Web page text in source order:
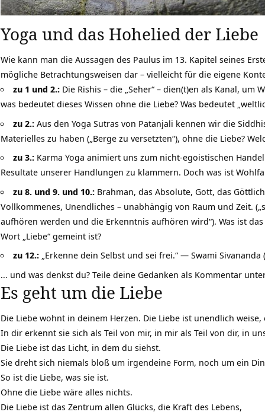
Yoga und das Hohelied der Liebe
Wie kann man die Aussagen des Paulus im 13. Kapitel seines
mögliche Betrachtungsweisen dar – vielleicht für die eigene
zu 1 und 2.: Die Rishis – die „Seher“ – dien(t)en als Kanal,
was bedeutet dieses Wissen ohne die Liebe? Was bedeutet
zu 2.: Aus den Yoga Sutras von Patanjali kennen wir die
Materielles zu haben („Berge zu versetzten“), ohne die Liebe?
zu 3.: Karma Yoga animiert uns zum nicht-egoistischen
Resultate unserer Handlungen zu klammern. Doch was ist
zu 8. und 9. und 10.: Brahman, das Absolute, Gott, das
Vollkommenes, Unendliches – unabhängig von Raum und Zeit.
aufhören werden und die Erkenntnis aufhören wird“). Was ist
Wort „Liebe“ gemeint ist?
zu 12.: „Erkenne dein Selbst und sei frei.“ ― Swami
… und was denkst du? Teile deine Gedanken als Kommentar
Es geht um die Liebe
Die Liebe wohnt in deinem Herzen. Die Liebe ist unendlich
In dir erkennt sie sich als Teil von mir, in mir als Teil von dir, in
Die Liebe ist das Licht, in dem du siehst.
Sie dreht sich niemals bloß um irgendeine Form, noch um ein
So ist die Liebe, was sie ist.
Ohne die Liebe wäre alles nichts.
Die Liebe ist das Zentrum allen Glücks, die Kraft des Lebens,